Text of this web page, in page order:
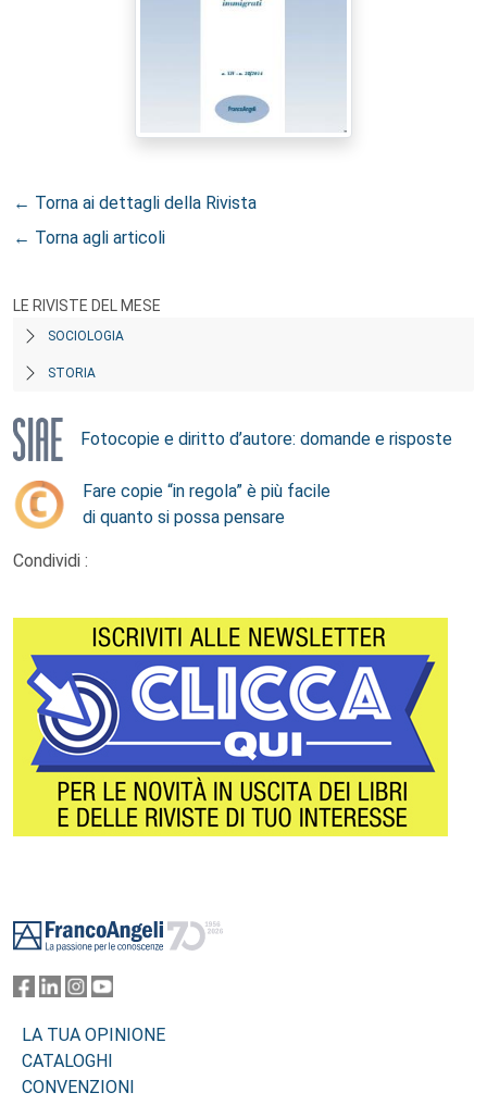
← Torna ai dettagli della Rivista
← Torna agli articoli
LE RIVISTE DEL MESE
SOCIOLOGIA
STORIA
Fotocopie e diritto d’autore: domande e risposte
Fare copie “in regola” è più facile
di quanto si possa pensare
Condividi :
LA TUA OPINIONE
CATALOGHI
CONVENZIONI